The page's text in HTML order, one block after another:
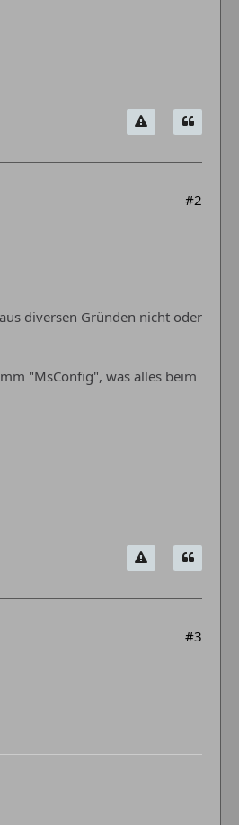
#2
diversen Gründen nicht oder
"MsConfig", was alles beim
#3